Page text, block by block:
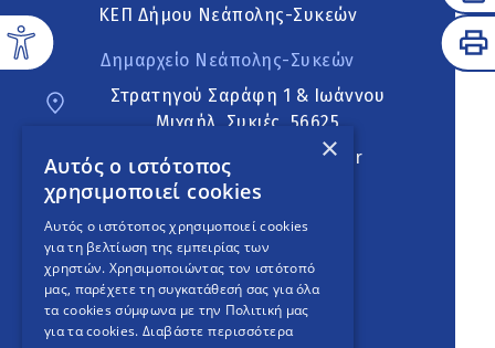
ΚΕΠ Δήμου Νεάπολης-Συκεών
Δημαρχείο Νεάπολης-Συκεών
Στρατηγού Σαράφη 1 & Ιωάννου
Μιχαήλ, Συκιές, 56625
neapoli.sykies@ddt.gov.gr
Ακολουθήστε
English Version
An project
×
Αυτός ο ιστότοπος
χρησιμοποιεί cookies
Αυτός ο ιστότοπος χρησιμοποιεί cookies
για τη βελτίωση της εμπειρίας των
χρηστών. Χρησιμοποιώντας τον ιστότοπό
μας, παρέχετε τη συγκατάθεσή σας για όλα
τα cookies σύμφωνα με την Πολιτική μας
για τα cookies. Διαβάστε περισσότερα